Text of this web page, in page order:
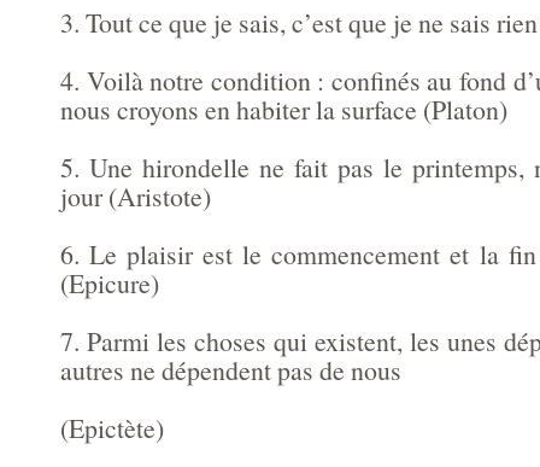
3. Tout ce que je sais, c’est que je ne sais
4. Voilà notre condition : confinés au fond
nous croyons en habiter la surface (Platon)
5. Une hirondelle ne fait pas le printemps,
jour (Aristote)
6. Le plaisir est le commencement et la
(Epicure)
7. Parmi les choses qui existent, les unes
autres ne dépendent pas de nous
(Epictète)